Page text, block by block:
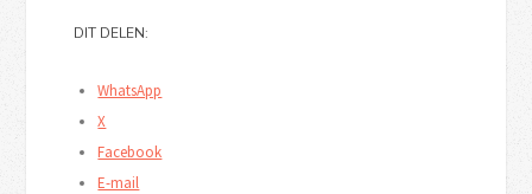
DIT DELEN:
WhatsApp
X
Facebook
E-mail